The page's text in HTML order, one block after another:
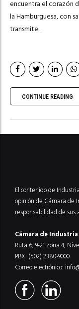
encuentra el corazón
la Hamburguesa, con
transmite...
CONTINUE READING
El contenido de
opinión de Cámara de
responsabilidad de sus
Cámara de
Ruta 6, 9-21 Zona 4,
PBX: (502) 2380-9000
Correo electrónico: